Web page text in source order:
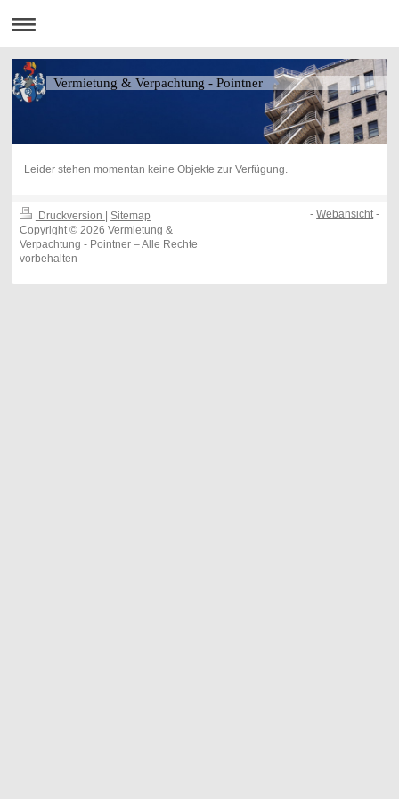
Vermietung & Verpachtung - Pointner
Leider stehen momentan keine Objekte zur Verfügung.
Druckversion | Sitemap
Copyright © 2026 Vermietung &
Verpachtung - Pointner – Alle Rechte
vorbehalten
-Webansicht -